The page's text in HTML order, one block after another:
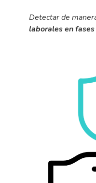
Detectar de
laborales en